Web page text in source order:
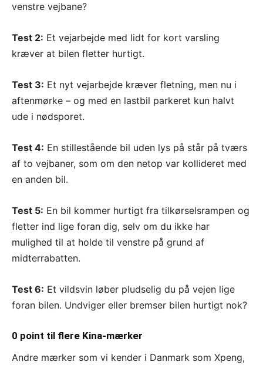
venstre vejbane?
Test 2: Et vejarbejde med lidt for kort varsling
kræver at bilen fletter hurtigt.
Test 3: Et nyt vejarbejde kræver fletning, men nu i
aftenmørke – og med en lastbil parkeret kun halvt
ude i nødsporet.
Test 4: En stillestående bil uden lys på står på tværs
af to vejbaner, som om den netop var kollideret med
en anden bil.
Test 5: En bil kommer hurtigt fra tilkørselsrampen og
fletter ind lige foran dig, selv om du ikke har
mulighed til at holde til venstre på grund af
midterrabatten.
Test 6: Et vildsvin løber pludselig du på vejen lige
foran bilen. Undviger eller bremser bilen hurtigt nok?
0 point til flere Kina-mærker
Andre mærker som vi kender i Danmark som Xpeng,